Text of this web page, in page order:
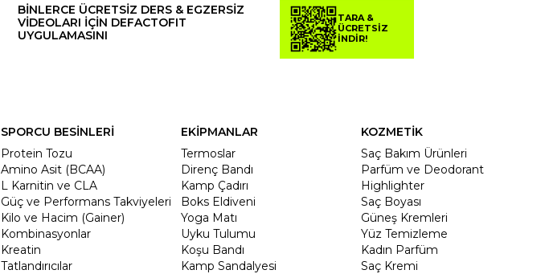
BİNLERCE ÜCRETSİZ DERS & EGZERSİZ
VİDEOLARI İÇİN DEFACTOFIT
UYGULAMASINI
TARA &
ÜCRETSİZ
İNDİR!
SPORCU BESİNLERİ
Protein Tozu
Amino Asit (BCAA)
L Karnitin ve CLA
Güç ve Performans Takviyeleri
Kilo ve Hacim (Gainer)
Kombinasyonlar
Kreatin
Tatlandırıcılar
EKİPMANLAR
Termoslar
Direnç Bandı
Kamp Çadırı
Boks Eldiveni
Yoga Matı
Uyku Tulumu
Koşu Bandı
Kamp Sandalyesi
KOZMETİK
Saç Bakım Ürünleri
Parfüm ve Deodorant
Highlighter
Saç Boyası
Güneş Kremleri
Yüz Temizleme
Kadın Parfüm
Saç Kremi